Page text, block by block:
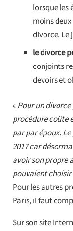
lorsque les
moins
divorce. Le
le divorce
conjoints
devoirs et
«Pour un divorce
procédure coûte
par par époux.
2017 car
avoir son propre
pouvaient choisir
Pour les autres
Paris, il faut
Sur son site